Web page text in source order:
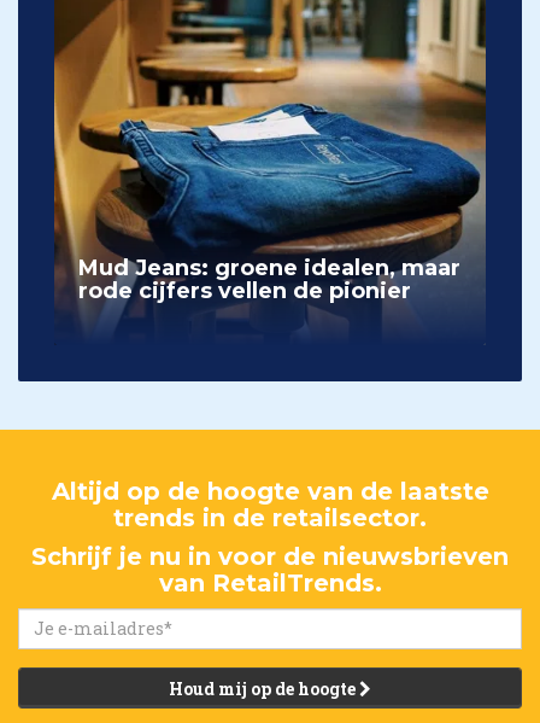
Mud Jeans: groene idealen, maar
rode cijfers vellen de pionier
Altijd op de hoogte van de laatste
trends in de retailsector.
Schrijf je nu in voor de nieuwsbrieven
van RetailTrends.
Houd mij op de hoogte